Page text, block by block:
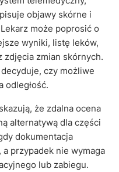
objawy skórne i
może poprosić o
wyniki, listę leków,
zdjęcia zmian skórnych.
czy możliwe
odległość.
że zdalna ocena
alternatywą dla części
dokumentacja
przypadek nie wymaga
lub zabiegu.